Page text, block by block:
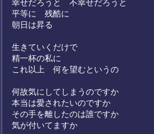
幸せだろうと 不幸せだろうと
平等に 残酷に
朝日は昇る
生きていくだけで
精一杯の私に
これ以上 何を望むというの
何故気にしてしまうのですか
本当は愛されたいのですか
その手を離したのは誰ですか
気が付いてますか